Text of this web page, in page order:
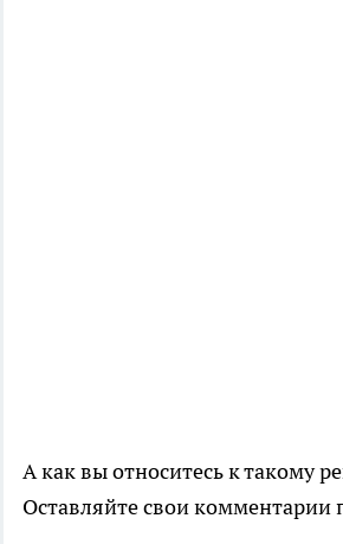
А как вы относитесь к такому
Оставляйте свои комментарии